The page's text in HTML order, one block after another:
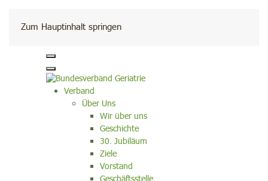
Zum Hauptinhalt springen
Kontakt
Verband
Über Uns
Wir über uns
Geschichte
30. Jubiläum
Ziele
Vorstand